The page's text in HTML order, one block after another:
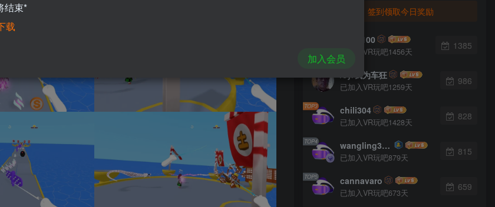
签到领取今日奖励
inwei100
已加入VR玩吧1456天
1385
/cy/我为车狂
已加入VR玩吧1259天
986
TOP3 chili304
已加入VR玩吧1428天
828
TOP4 wangling3621
已加入VR玩吧879天
815
TOP5 cannavaro
已加入VR玩吧673天
659
结束*
载
加入会员